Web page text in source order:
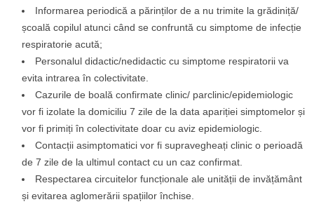
Informarea periodică a părinților de a nu trimite la grădiniță/
școală copilul atunci când se confruntă cu simptome de infecție
respiratorie acută;
Personalul didactic/nedidactic cu simptome respiratorii va
evita intrarea în colectivitate.
Cazurile de boală confirmate clinic/ parclinic/epidemiologic
vor fi izolate la domiciliu 7 zile de la data apariției simptomelor și
vor fi primiți în colectivitate doar cu aviz epidemiologic.
Contacții asimptomatici vor fi supravegheați clinic o perioadă
de 7 zile de la ultimul contact cu un caz confirmat.
Respectarea circuitelor funcționale ale unității de invățământ
și evitarea aglomerării spațiilor închise.